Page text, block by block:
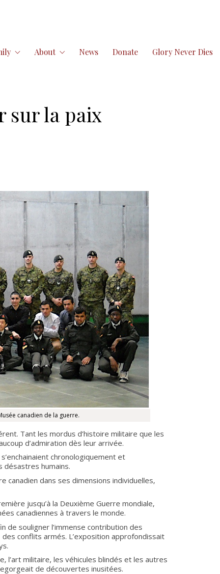
About News Donate Glory Never Dies
sur la paix
canadien de la guerre.
Tant les mordus d’histoire militaire que les
d’admiration dès leur arrivée.
chronologiquement et
désastres humains.
canadien dans ses dimensions individuelles,
jusqu’à la Deuxième Guerre mondiale,
canadiennes à travers le monde.
de souligner l’immense contribution des
conflits armés. L’exposition approfondissait
l’art militaire, les véhicules blindés et les autres
de découvertes inusitées.